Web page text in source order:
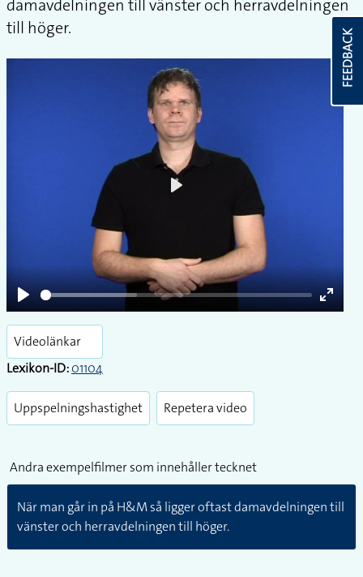
damavdelningen till vänster och herravdelningen
till höger.
Play
Enter
Videolänkar
Lexikon-ID:01104
Uppspelningshastighet Repetera video
Andra exempelfilmer som innehåller tecknet
När man går in på H&M så ligger oftast damavdelningen till
vänster och herravdelningen till höger.
FEEDBACK